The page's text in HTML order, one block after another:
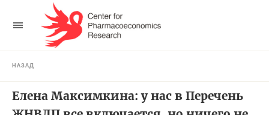
НАЗАД
Елена Максимкина: у нас в Перечень